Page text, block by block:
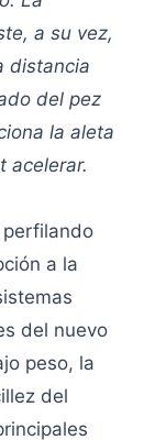
a su vez,
distancia
del pez
la aleta
acelerar.
perfilando
a la
del nuevo
peso, la
del